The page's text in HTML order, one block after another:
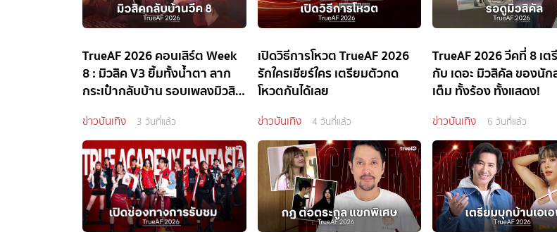
TrueAF 2026 คอนเสิร์ต Week
8 : มิวสิค V3 ยิ้มทั้งน้ำตา ลาก
กระเป๋ากลับบ้าน รอบเพลงมิวสิคั
ข่าวบันเทิง 3 วันที่แล้ว
เปิดวิธีการโหวต TrueAF 2026
รักใครเชียร์ใคร เตรียมตัวกด
โหวตกันได้เลย
ข่าวบันเทิง 4 วันที่แล้ว
TrueAF 2026 วีคที่ 8 เ
กับ เดอะ มิวสิคัล ของนัก
เต็ม ทั้งร้อง ทั้งแสดง!
ข่าวบันเทิง 6 วันที่แล้ว